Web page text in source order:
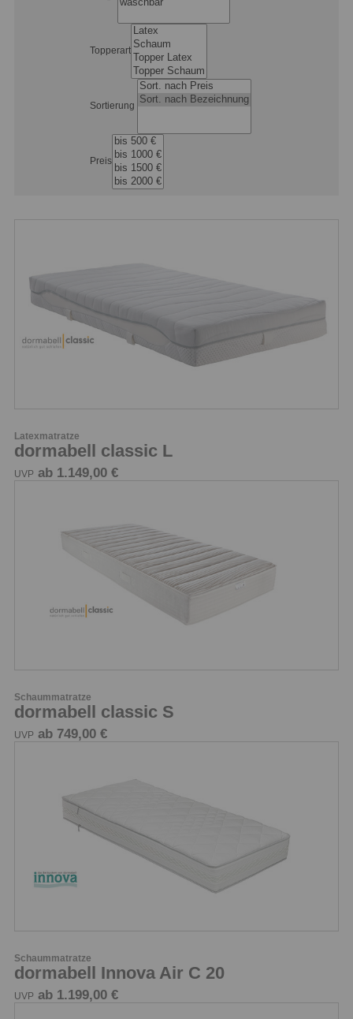
Topperart
Sortierung
Preis
Latexmatratze
dormabell classic L
UVP ab 1.149,00 €
Schaummatratze
dormabell classic S
UVP ab 749,00 €
Schaummatratze
dormabell Innova Air C 20
UVP ab 1.199,00 €